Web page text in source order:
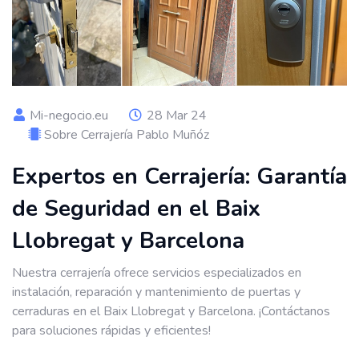
Mi-negocio.eu
28 Mar 24
Sobre Cerrajería Pablo Muñóz
Expertos en Cerrajería: Garantía
de Seguridad en el Baix
Llobregat y Barcelona
Nuestra cerrajería ofrece servicios especializados en
instalación, reparación y mantenimiento de puertas y
cerraduras en el Baix Llobregat y Barcelona. ¡Contáctanos
para soluciones rápidas y eficientes!